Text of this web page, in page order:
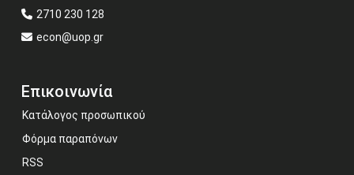
2710 230 128
econ@uop.gr
Επικοινωνία
Κατάλογος προσωπικού
Φόρμα παραπόνων
RSS